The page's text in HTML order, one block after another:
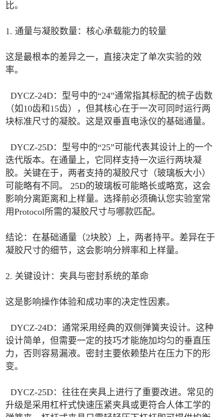
比。
1. 通量与凝胶数量：核心承载能力的较量
这是最根本的差异之一，直接决定了单次实验的效
率。
DYCZ-24D：型号中的“24”通常指其标配的梳子齿数
（如10齿和15齿），但其核心在于一次可同时运行两
块标准尺寸的凝胶。这是双垂直电泳仪的基础通量。
DYCZ-25D：型号中的“25”可能代表其设计上的一个
迭代版本。在通量上，它同样支持一次运行两块凝
胶。关键在于，两者支持的凝胶尺寸（玻璃板大小）
可能略有不同。 25D的玻璃板可能略长或略宽，这会
影响分离距离和上样量。选择前必须确认您实验室常
用Protocol所需的凝胶尺寸与哪款匹配。
结论：在基础通量（2块胶）上，两者持平。差异在于
凝胶尺寸的细节，这会影响分辨率和上样量。
2. 关键设计：夹具与密封系统的革命
这是影响操作体验和成功率的决定性因素。
DYCZ-24D：通常采用经典的双侧弹簧夹设计。这种
设计简单，但需要一定的技巧才能施加均匀的垂直压
力，否则容易漏液。密封主要依赖垫片在压力下的形
变。
DYCZ-25D：往往在夹具上进行了重要改进。常见的
升级是采用杠杆式快速压紧夹具或更符合人体工学的